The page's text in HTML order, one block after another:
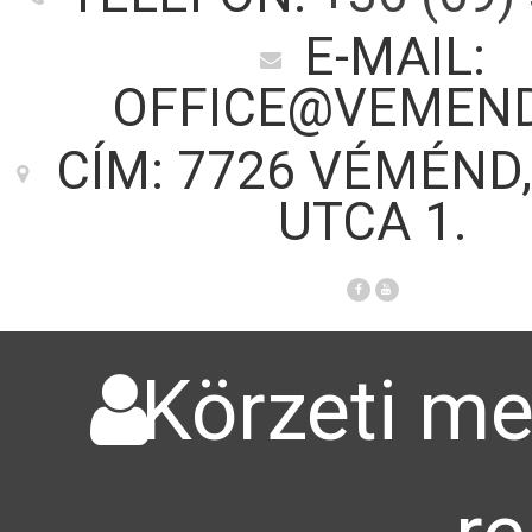
E-MAIL:
CÍM: 7726
UTCA 1.
Körzeti